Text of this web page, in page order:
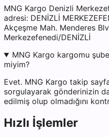
MNG Kargo Denizli
adresi: DENİZLİ
Akçeşme Mah. Menderes
Merkezefenedi/DENİZLİ
MNG Kargo kargomu
miyim?
Evet. MNG Kargo takip
sorgulayarak gönderinizin
edilmiş olup olmadığını
Hızlı İşlemler